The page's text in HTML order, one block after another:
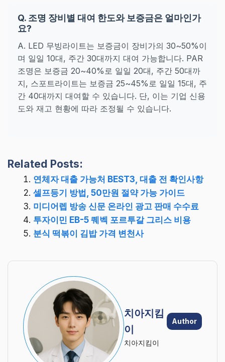
Q. 조명 장비별 대여 한도와 보증금은 얼마인가
요?
A. LED 무빙라이트는 보증금이 장비가의 30~50%이
며 일일 10대, 주간 30대까지 대여 가능합니다. PAR
조명은 보증금 20~40%로 일일 20대, 주간 50대까
지, 스포트라이트는 보증금 25~45%로 일일 15대, 주
간 40대까지 대여할 수 있습니다. 단, 이는 기업 신용
도와 재고 현황에 따라 조정될 수 있습니다.
Related Posts:
연체자 대출 가능처 BEST3, 대출 전 확인사항
셀프등기 방법, 50만원 절약 가능 가이드
미디어렙 방송 신문 온라인 광고 판매 수수료
투자이민 EB-5 퀘벡 포르투갈 그리스 비용
분식 떡볶이 김밥 가격 변천사
치아지킴
이
Author
치아지킴이